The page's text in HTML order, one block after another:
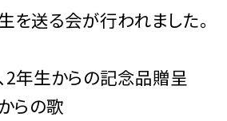
を送る会が行われました。
2年生からの記念品贈呈
らの歌